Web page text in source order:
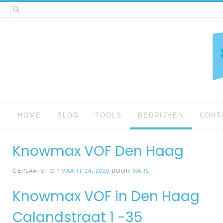
Spring
naar
HOME BLOG TOOLS BEDRIJVEN
Knowmax VOF Den Haag
GEPLAATST OP MAART 24, 2020 DOOR MARC
Knowmax VOF in Den Haag
Calandstraat 1 -35